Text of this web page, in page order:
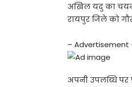
अखिल यदु का चयन
रायपुर जिले को
– Advertisement
अपनी उपलब्धि पर